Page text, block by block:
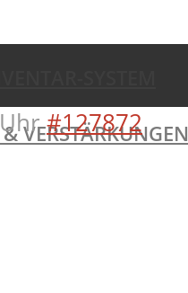
VERSTÄRKUNGEN
#127872